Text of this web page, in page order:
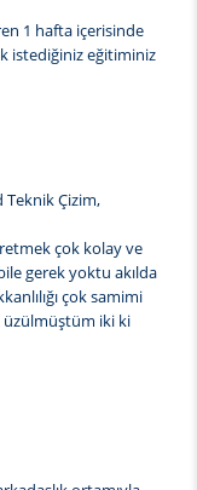
1 hafta içerisinde
istediğiniz eğitiminiz
Teknik Çizim,
çok kolay ve
gerek yoktu akılda
çok samimi
iki ki